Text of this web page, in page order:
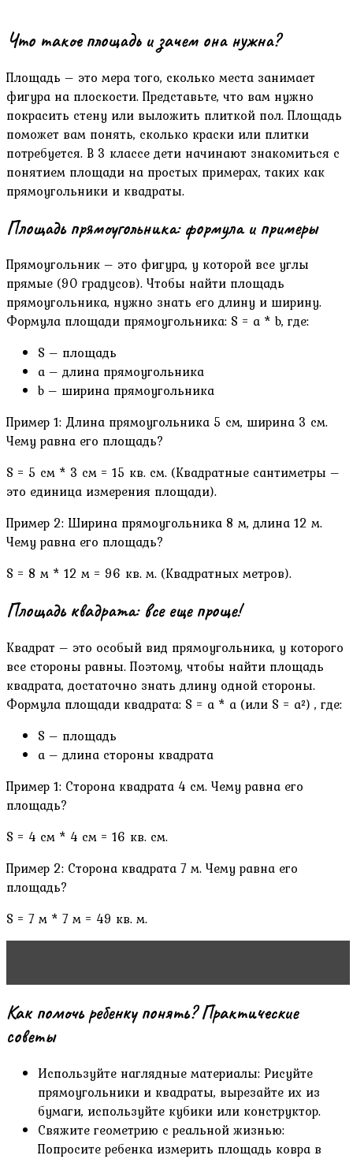
Что такое площадь и зачем она нужна?
Площадь – это мера того, сколько места занимает
фигура на плоскости. Представьте, что вам нужно
покрасить стену или выложить плиткой пол. Площадь
поможет вам понять, сколько краски или плитки
потребуется. В 3 классе дети начинают знакомиться с
понятием площади на простых примерах, таких как
прямоугольники и квадраты.
Площадь прямоугольника: формула и примеры
Прямоугольник – это фигура, у которой все углы
прямые (90 градусов). Чтобы найти площадь
прямоугольника, нужно знать его длину и ширину.
Формула площади прямоугольника: S = a * b, где:
S – площадь
a – длина прямоугольника
b – ширина прямоугольника
Пример 1: Длина прямоугольника 5 см, ширина 3 см.
Чему равна его площадь?
S = 5 см * 3 см = 15 кв. см. (Квадратные сантиметры –
это единица измерения площади).
Пример 2: Ширина прямоугольника 8 м, длина 12 м.
Чему равна его площадь?
S = 8 м * 12 м = 96 кв. м. (Квадратных метров).
Площадь квадрата: все еще проще!
Квадрат – это особый вид прямоугольника, у которого
все стороны равны. Поэтому, чтобы найти площадь
квадрата, достаточно знать длину одной стороны.
Формула площади квадрата: S = a * a (или S = a²) , где:
S – площадь
a – длина стороны квадрата
Пример 1: Сторона квадрата 4 см. Чему равна его
площадь?
S = 4 см * 4 см = 16 кв. см.
Пример 2: Сторона квадрата 7 м. Чему равна его
площадь?
S = 7 м * 7 м = 49 кв. м.
Как помочь ребенку понять? Практические
советы
Используйте наглядные материалы: Рисуйте
прямоугольники и квадраты, вырезайте их из
бумаги, используйте кубики или конструктор.
Свяжите геометрию с реальной жизнью:
Попросите ребенка измерить площадь ковра в